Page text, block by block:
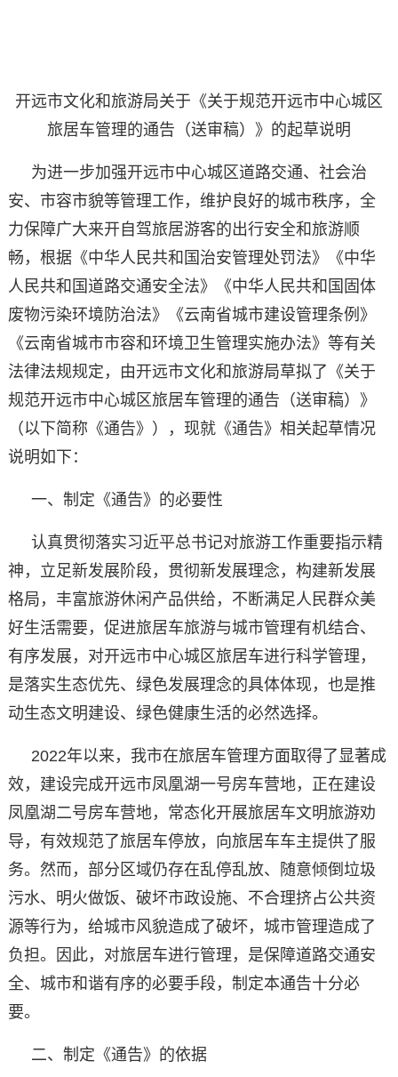
开远市文化和旅游局关于《关于规范开远市中心城区
旅居车管理的通告（送审稿）》 的起草说明
为进一步加强开远市中心城区道路交通、社会治
安、市容市貌等管理工作，维护良好的城市秩序，全
力保障广大来开自驾旅居游客的出行安全和旅游顺
畅，根据《中华人民共和国治安管理处罚法》《中华
人民共和国道路交通安全法》《中华人民共和国固体
废物污染环境防治法》《云南省城市建设管理条例》
《云南省城市市容和环境卫生管理实施办法》等有关
法律法规规定，由开远市文化和旅游局草拟了《关于
规范开远市中心城区旅居车管理的通告（送审稿）》
（以下简称《通告》），现就《通告》相关起草情况
说明如下：
一、制定《通告》的必要性
认真贯彻落实习近平总书记对旅游工作重要指示精
神，立足新发展阶段，贯彻新发展理念，构建新发展
格局，丰富旅游休闲产品供给，不断满足人民群众美
好生活需要，促进旅居车旅游与城市管理有机结合、
有序发展，对开远市中心城区旅居车进行科学管理，
是落实生态优先、绿色发展理念的具体体现，也是推
动生态文明建设、绿色健康生活的必然选择。
2022年以来，我市在旅居车管理方面取得了显著成
效，建设完成开远市凤凰湖一号房车营地，正在建设
凤凰湖二号房车营地，常态化开展旅居车文明旅游劝
导，有效规范了旅居车停放，向旅居车车主提供了服
务。然而，部分区域仍存在乱停乱放、随意倾倒垃圾
污水、明火做饭、破坏市政设施、不合理挤占公共资
源等行为，给城市风貌造成了破坏，城市管理造成了
负担。因此，对旅居车进行管理，是保障道路交通安
全、城市和谐有序的必要手段，制定本通告十分必
要。
二、制定《通告》的依据